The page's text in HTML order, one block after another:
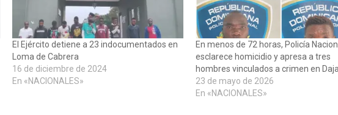
El Ejército detiene a 23 indocumentados en
Loma de Cabrera
16 de diciembre de 2024
En «NACIONALES»
En menos de 72 horas, Policía
esclarece homicidio y apresa a tres
hombres vinculados a crimen en
23 de mayo de 2026
En «NACIONALES»